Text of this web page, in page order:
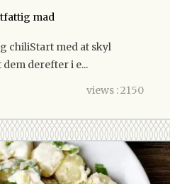
mad
chiliStart med at skyl
derefter i e...
views : 2150